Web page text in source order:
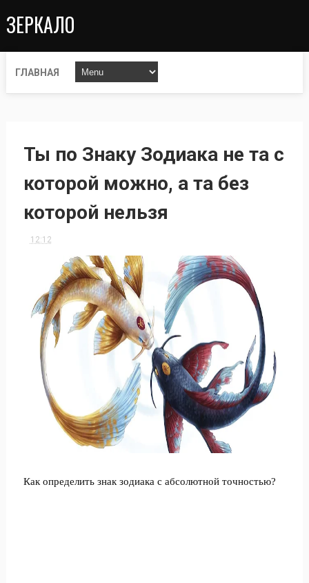
ЗЕРКАЛО
ГЛАВНАЯ
Ты по Знаку Зодиака не та с
которой можно, а та без
которой нельзя
12:12
Как определить знак зодиака с абсолютной точностью?